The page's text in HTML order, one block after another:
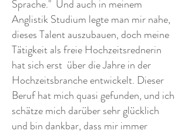
Sprache." Und auch in meinem
Anglistik Studium legte man mir nahe,
dieses Talent auszubauen, doch meine
Tätigkeit als freie Hochzeitsrednerin
hat sich erst über die Jahre in der
Hochzeitsbranche entwickelt. Dieser
Beruf hat mich quasi gefunden, und ich
schätze mich darüber sehr glücklich
und bin dankbar, dass mir immer